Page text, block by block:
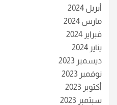
أبريل 2024
مارس 2024
فبراير 2024
يناير 2024
ديسمبر 2023
نوفمبر 2023
أكتوبر 2023
سبتمبر 2023